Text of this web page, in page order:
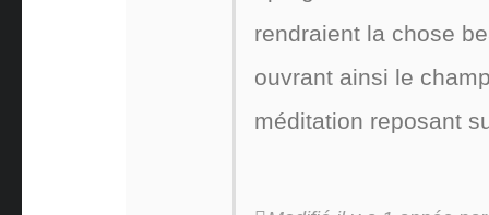
rendraient la chose
ouvrant ainsi le
méditation reposant